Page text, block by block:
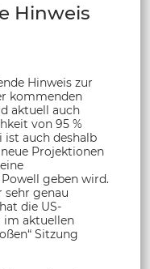
Hinweis
Hinweis zur
kommenden
aktuell auch
von 95 %
ist auch deshalb
Projektionen
geben wird.
sehr genau
die US-
im aktuellen
Sitzung